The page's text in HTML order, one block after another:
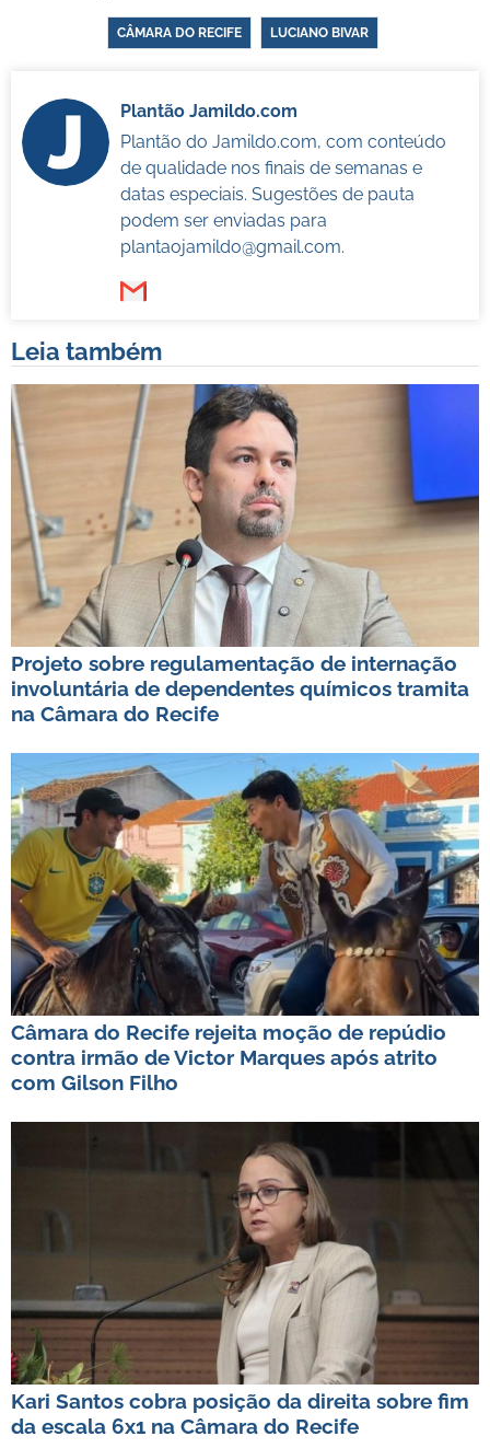
CÂMARA DO RECIFE LUCIANO BIVAR
Plantão Jamildo.com
Plantão do Jamildo.com, com conteúdo
de qualidade nos finais de semanas e
datas especiais. Sugestões de pauta
podem ser enviadas para
plantaojamildo@gmail.com.
Leia também
Projeto sobre regulamentação de internação
involuntária de dependentes químicos tramita
na Câmara do Recife
Câmara do Recife rejeita moção de repúdio
contra irmão de Victor Marques após atrito
com Gilson Filho
Kari Santos cobra posição da direita sobre fim
da escala 6x1 na Câmara do Recife